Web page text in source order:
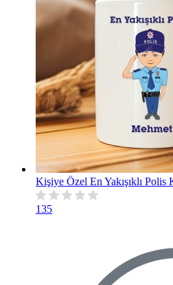
Kişiye Özel En Yakışıklı Polis
135